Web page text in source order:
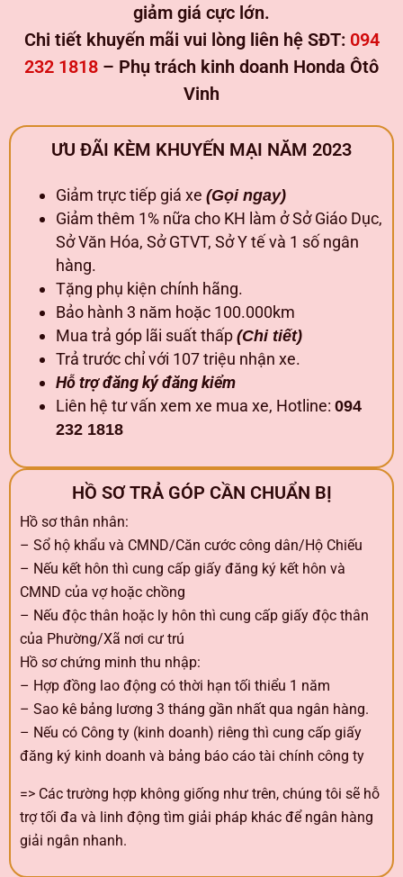
giảm giá cực lớn.
Chi tiết khuyến mãi vui lòng liên hệ SĐT: 094
232 1818 – Phụ trách kinh doanh Honda Ôtô
Vinh
ƯU ĐÃI KÈM KHUYẾN MẠI NĂM 2023
Giảm trực tiếp giá xe (Gọi ngay)
Giảm thêm 1% nữa cho KH làm ở Sở Giáo Dục,
Sở Văn Hóa, Sở GTVT, Sở Y tế và 1 số ngân
hàng.
Tặng phụ kiện chính hãng.
Bảo hành 3 năm hoặc 100.000km
Mua trả góp lãi suất thấp (Chi tiết)
Trả trước chỉ với 107 triệu nhận xe.
Hỗ trợ đăng ký đăng kiểm
Liên hệ tư vấn xem xe mua xe, Hotline: 094
232 1818
HỒ SƠ TRẢ GÓP CẦN CHUẨN BỊ
Hồ sơ thân nhân:
– Sổ hộ khẩu và CMND/Căn cước công dân/Hộ Chiếu
– Nếu kết hôn thì cung cấp giấy đăng ký kết hôn và
CMND của vợ hoặc chồng
– Nếu độc thân hoặc ly hôn thì cung cấp giấy độc thân
của Phường/Xã nơi cư trú
Hồ sơ chứng minh thu nhập:
– Hợp đồng lao động có thời hạn tối thiểu 1 năm
– Sao kê bảng lương 3 tháng gần nhất qua ngân hàng.
– Nếu có Công ty (kinh doanh) riêng thì cung cấp giấy
đăng ký kinh doanh và bảng báo cáo tài chính công ty
=> Các trường hợp không giống như trên, chúng tôi sẽ hỗ
trợ tối đa và linh động tìm giải pháp khác để ngân hàng
giải ngân nhanh.